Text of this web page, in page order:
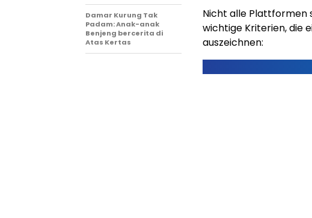
Nicht alle Plattformen
wichtige Kriterien, die
auszeichnen:
Damar Kurung Tak
Padam: Anak-anak
Benjeng bercerita di
Atas Kertas